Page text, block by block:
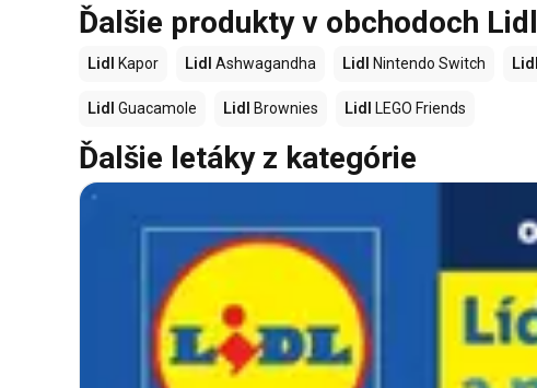
Ďalšie produkty v obchodoch Lidl
Lidl Kapor Lidl Ashwagandha Lidl Nintendo Switch Lidl
Lidl Guacamole Lidl Brownies Lidl LEGO Friends
Ďalšie letáky z kategórie